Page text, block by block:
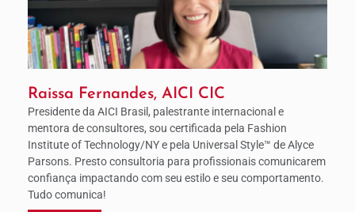
Raissa Fernandes, AICI CIC
Presidente da AICI Brasil, palestrante internacional e
mentora de consultores, sou certificada pela Fashion
Institute of Technology/NY e pela Universal Style™ de Alyce
Parsons. Presto consultoria para profissionais comunicarem
confiança impactando com seu estilo e seu comportamento.
Tudo comunica!